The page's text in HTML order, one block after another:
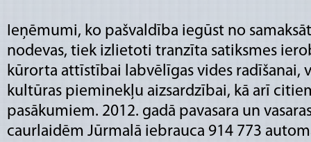
Ieņēmumi, ko pašvaldība iegūst no
nodevas, tiek izlietoti tranzīta satiksmes
kūrorta attīstībai labvēlīgas vides radīšanai,
kultūras pieminekļu aizsardzībai, kā arī
pasākumiem. 2012. gadā pavasara un
caurlaidēm Jūrmalā iebrauca 914 773